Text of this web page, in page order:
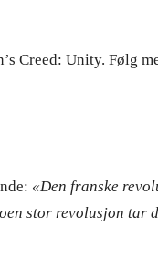
Creed: Unity. Følg
«Den franske
stor revolusjon tar